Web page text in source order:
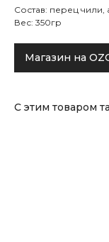
Состав: перец чили,
Вес: 350гр
Магазин на
С этим товаром